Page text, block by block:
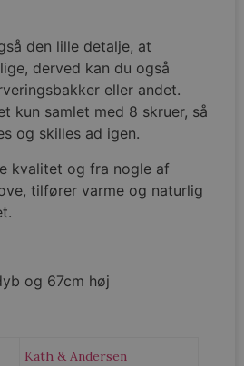
den lille detalje, at
derved kan du også
eller andet.
kun samlet med 8 skruer, så
og skilles ad igen.
kvalitet og fra nogle af
tilfører varme og naturlig
og 67cm høj
Kath & Andersen